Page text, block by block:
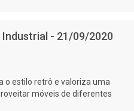
- 21/09/2020
o estilo retrô e valoriza uma
móveis de diferentes